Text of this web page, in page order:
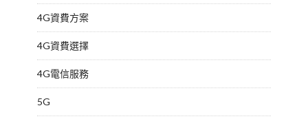
4G資費方案
4G資費選擇
4G電信服務
5G